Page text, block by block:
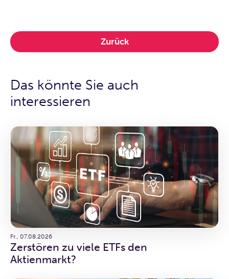
Zurück
Das könnte Sie auch
interessieren
Fr., 07.08.2026
Zerstören zu viele ETFs den
Aktienmarkt?